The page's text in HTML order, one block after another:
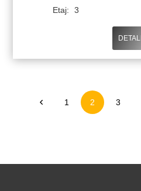
Etaj:
3
DETALII
1 2 3